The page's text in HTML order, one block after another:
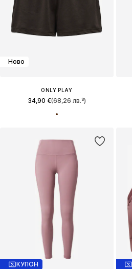
Ново
ONLY PLAY
34,90 €(68,26 лв.³)
КУПОН